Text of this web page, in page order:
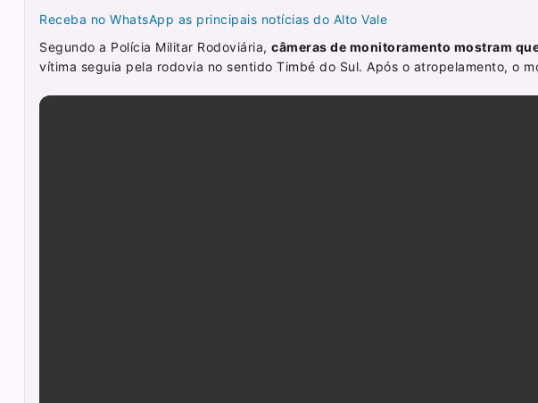
Receba no WhatsApp as principais notícias do Alto Vale
Segundo a Polícia Militar Rodoviária,câmeras de monitoramento mostram
vítima seguia pela rodovia no sentido Timbé do Sul. Após o atropelamento, o